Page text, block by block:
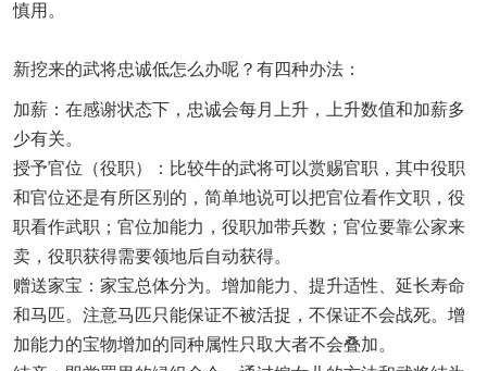
慎用。
新挖来的武将忠诚低怎么办呢？有四种办法：
加薪：在感谢状态下，忠诚会每月上升，上升数值和加薪多
少有关。
授予官位（役职）：比较牛的武将可以赏赐官职，其中役职
和官位还是有所区别的，简单地说可以把官位看作文职，役
职看作武职；官位加能力，役职加带兵数；官位要靠公家来
卖，役职获得需要领地后自动获得。
赠送家宝：家宝总体分为。增加能力、提升适性、延长寿命
和马匹。注意马匹只能保证不被活捉，不保证不会战死。增
加能力的宝物增加的同种属性只取大者不会叠加。